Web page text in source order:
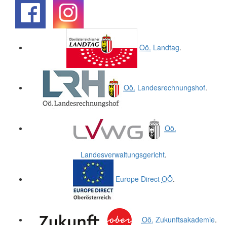
Oö. Landtag.
Oö. Landesrechnungshof.
Oö.
Landesverwaltungsgericht.
Europe Direct OÖ.
Oö. Zukunftsakademie.